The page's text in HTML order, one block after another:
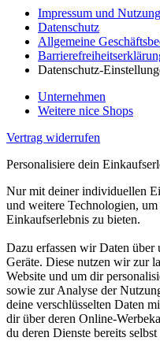
Impressum und
Datenschutz
Allgemeine
Datenschutz-
Unternehmen
Weitere nice Shops
Vertrag widerrufen
Personalisiere dein
Nur mit deiner individuellen
und weitere Technologien,
Einkaufserlebnis zu bieten.
Dazu erfassen wir Daten über
Geräte. Diese nutzen wir zur
Website und um dir
sowie zur Analyse der
deine verschlüsselten Daten
dir über deren Online-
du deren Dienste bereits selbst